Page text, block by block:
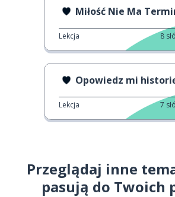
Miłość Nie Ma Terminu
Lekcja 8
Opowiedz mi
Lekcja 7
Przeglądaj inne
pasują do Twoich